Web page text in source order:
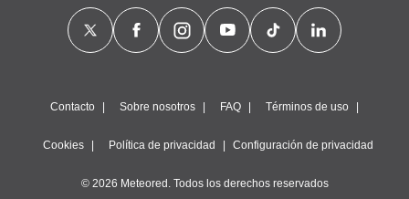
Contacto Sobre nosotros FAQ Términos de uso
Cookies Política de privacidad Configuración de privacidad
© 2026 Meteored. Todos los derechos reservados